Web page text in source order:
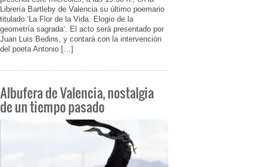
Librería Bartleby de Valencia su último poemario
titulado ‘La Flor de la Vida. Elogio de la
geometría sagrada’. El acto será presentado por
Juan Luis Bedins, y contará con la intervención
del poeta Antonio […]
Albufera de Valencia, nostalgia
de un tiempo pasado